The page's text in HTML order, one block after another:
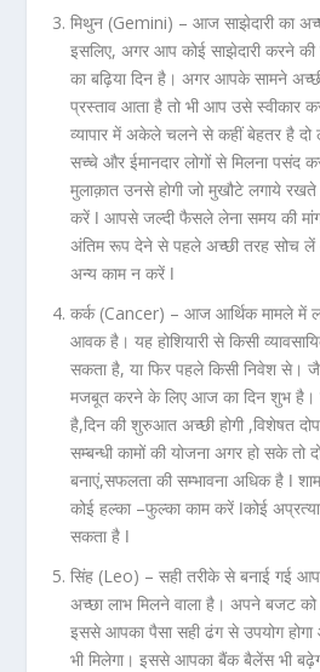
मिथुन (Gemini) – आज साझेदारी का
इसलिए, अगर आप कोई साझेदारी करने
का बढ़िया दिन है। अगर आपके सामने
प्रस्ताव आता है तो भी आप उसे स्वीकार
व्यापार में अकेले चलने से कहीं बेहतर है
सच्चे और ईमानदार लोगों से मिलना
मुलाक़ात उनसे होगी जो मुखौटे लगाये
करें ǀ आपसे जल्दी फैसले लेना समय की
अंतिम रूप देने से पहले अच्छी तरह सोच
अन्य काम न करें ǀ
कर्क (Cancer) – आज आर्थिक मामले में
आवक है। यह होशियारी से किसी
सकता है, या फिर पहले किसी निवेश से।
मजबूत करने के लिए आज का दिन शुभ है।
है,दिन की शुरुआत अच्छी होगी ,विशेषत
सम्बन्धी कामों की योजना अगर हो सके तो
बनाएं,सफलता की सम्भावना अधिक है ǀ
कोई हल्का –फुल्का काम करें ǀकोई
सकता है ǀ
सिंह (Leo) –सही तरीके से बनाई गई
अच्छा लाभ मिलने वाला है। अपने बजट को
इससे आपका पैसा सही ढंग से उपयोग
भी मिलेगा। इससे आपका बैंक बैलेंस भी